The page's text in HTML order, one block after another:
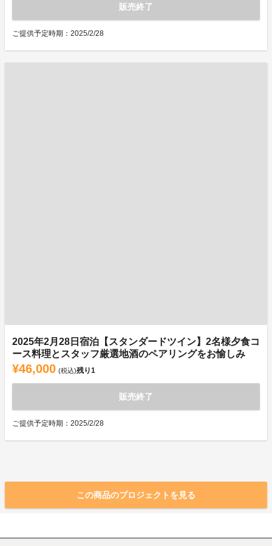
販売終了
ご提供予定時期：2025/2/28
2025年2月28日宿泊【スタンダードツイン】2名様夕食コ
ース料理とスタッフ厳選地酒のペアリングをお愉しみ
¥46,000 (税込)残り1
販売終了
ご提供予定時期：2025/2/28
この商品のプロジェクトを見る